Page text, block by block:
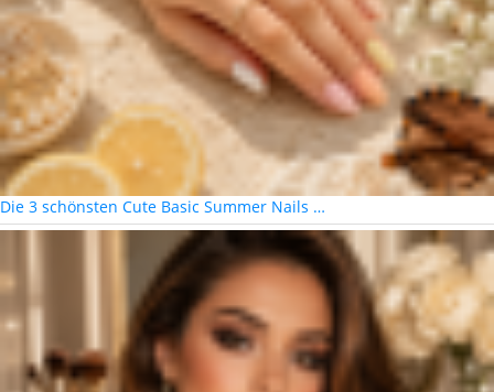
Die 3 schönsten Cute Basic Summer Nails …